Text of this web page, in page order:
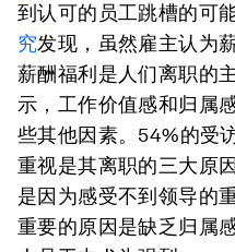
到认可的员工跳槽的可
究发现，虽然雇主认为
薪酬福利是人们离职的
示，工作价值感和归属
些其他因素。54%的受
重视是其离职的三大原
是因为感受不到领导的
重要的原因是缺乏归属